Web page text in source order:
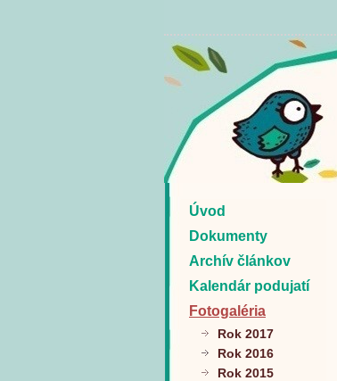
Úvod
Dokumenty
Archív článkov
Kalendár podujatí
Fotogaléria
Rok 2017
Rok 2016
Rok 2015